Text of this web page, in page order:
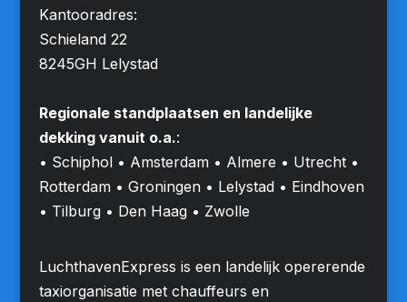
Kantooradres:
Schieland 22
8245GH Lelystad
Regionale standplaatsen en landelijke
dekking vanuit o.a.:
• Schiphol • Amsterdam • Almere • Utrecht •
Rotterdam • Groningen • Lelystad • Eindhoven
• Tilburg • Den Haag • Zwolle
LuchthavenExpress is een landelijk opererende
taxiorganisatie met chauffeurs en